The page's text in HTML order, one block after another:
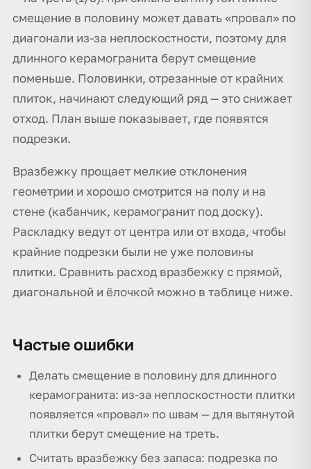
смещение в половину может давать «провал» по
диагонали из-за неплоскостности, поэтому для
длинного керамогранита берут смещение
поменьше. Половинки, отрезанные от крайних
плиток, начинают следующий ряд — это снижает
отход. План выше показывает, где появятся
подрезки.
Вразбежку прощает мелкие отклонения
геометрии и хорошо смотрится на полу и на
стене (кабанчик, керамогранит под доску).
Раскладку ведут от центра или от входа, чтобы
крайние подрезки были не уже половины
плитки. Сравнить расход вразбежку с прямой,
диагональной и ёлочкой можно в таблице ниже.
Частые ошибки
Делать смещение в половину для длинного
керамогранита: из-за неплоскостности плитки
появляется «провал» по швам — для вытянутой
плитки берут смещение на треть.
Считать вразбежку без запаса: подрезка по